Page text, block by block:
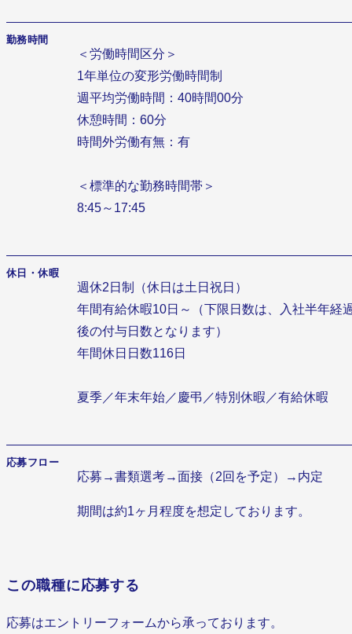
勤務時間
＜労働時間区分＞
1年単位の変形労働時間制
週平均労働時間：40時間00分
休憩時間：60分
時間外労働有無：有
＜標準的な勤務時間帯＞
8:45～17:45
休日・休暇
週休2日制（休日は土日祝日）
年間有給休暇10日～（下限日数は、入社半年経
後の付与日数となります）
年間休日日数116日
夏季／年末年始／慶弔／特別休暇／有給休暇
応募フロー
応募→書類選考→面接（2回を予定）→内定
期間は約1ヶ月程度を想定しております。
この職種に応募する
応募はエントリーフォームから承っております。